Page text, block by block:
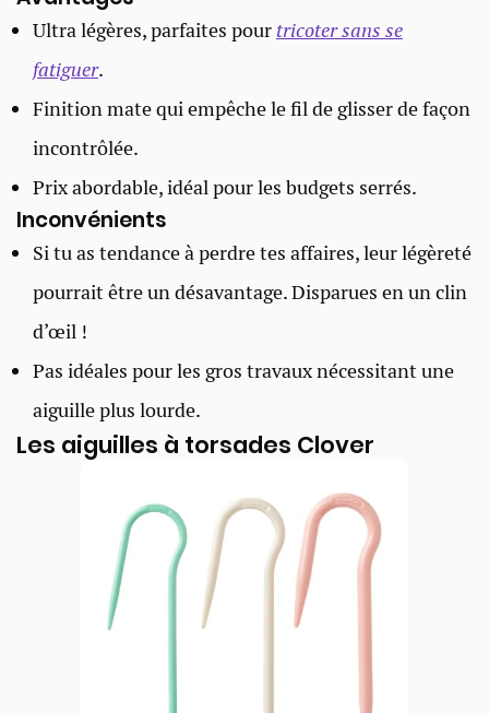
Ultra légères, parfaites pour tricoter sans se
fatiguer.
Finition mate qui empêche le fil de glisser de façon
incontrôlée.
Prix abordable, idéal pour les budgets serrés.
Inconvénients
Si tu as tendance à perdre tes affaires, leur légèreté
pourrait être un désavantage. Disparues en un clin
d’œil !
Pas idéales pour les gros travaux nécessitant une
aiguille plus lourde.
Les aiguilles à torsades Clover